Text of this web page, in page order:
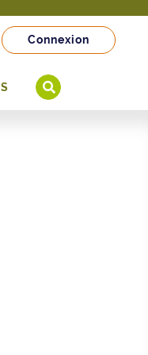
Connexion